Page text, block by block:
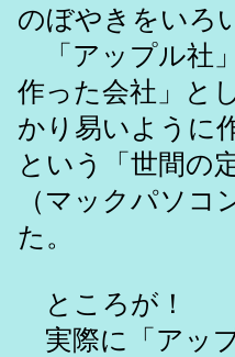
のぼやきをいろ
「アップル社
作った会社」と
かり易いように
という「世間の
（マックパソコ
た。
ところが！
実際に「アッ